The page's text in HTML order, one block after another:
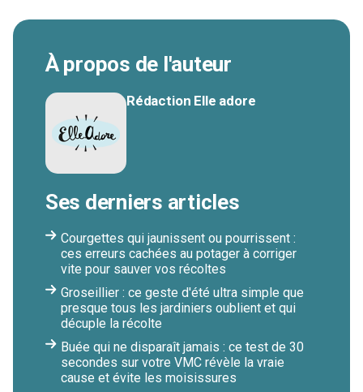
À propos de l'auteur
Rédaction Elle adore
Ses derniers articles
Courgettes qui jaunissent ou pourrissent :
ces erreurs cachées au potager à corriger
vite pour sauver vos récoltes
Groseillier : ce geste d'été ultra simple que
presque tous les jardiniers oublient et qui
décuple la récolte
Buée qui ne disparaît jamais : ce test de 30
secondes sur votre VMC révèle la vraie
cause et évite les moisissures